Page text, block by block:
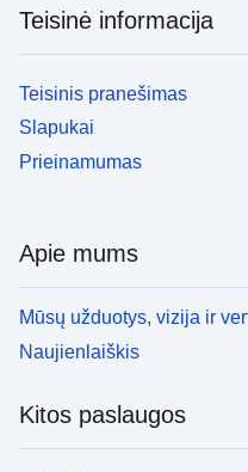
Teisinė informacija
Teisinis pranešimas
Slapukai
Prieinamumas
Apie mums
Mūsų užduotys, vizija ir
Naujienlaiškis
Kitos paslaugos